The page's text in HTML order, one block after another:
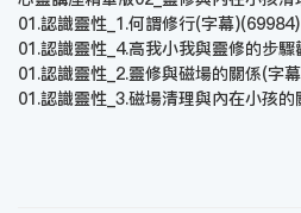
01.認識靈性_1.何謂修行(字幕)(69984)
01.認識靈性_4.高我小我與靈修的步
01.認識靈性_2.靈修與磁場的關係(字
01.認識靈性_3.磁場清理與內在小孩